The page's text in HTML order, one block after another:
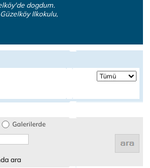
dogdum.
Ilkokulu,
Galerilerde
ara